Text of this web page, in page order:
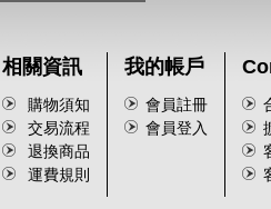
相關資訊
購物須知
交易流程
退換商品
運費規則
我的帳戶
會員註冊
會員登入